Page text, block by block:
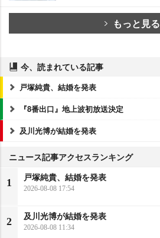
もっと見る
今、読まれている記事
戸塚純貴、結婚を発表
『8番出口』地上波初放送決定
及川光博が結婚を発表
ニュース記事アクセスランキング
1
戸塚純貴、結婚を発表
2026-08-08 17:54
2
及川光博が結婚を発表
2026-08-08 11:34